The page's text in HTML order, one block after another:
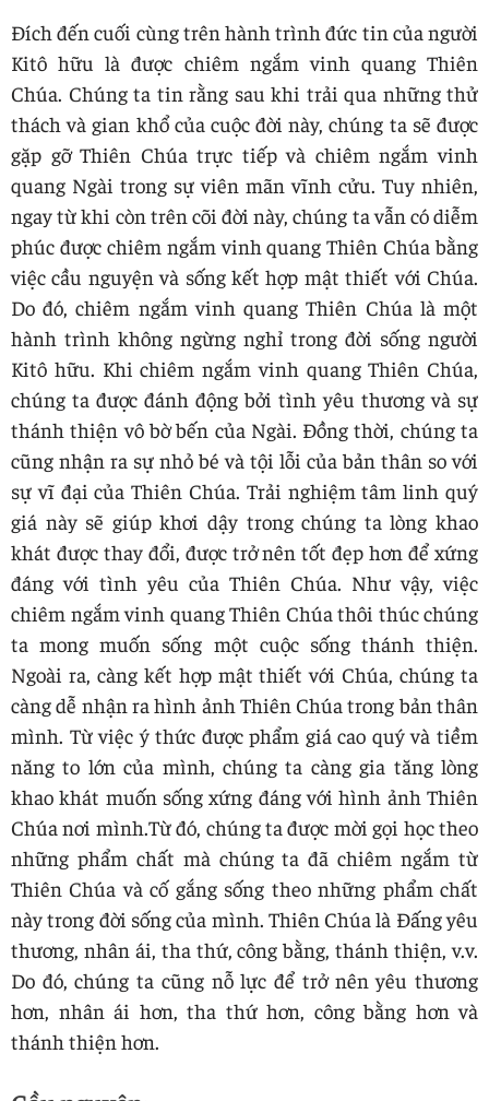
Đích đến cuối cùng trên hành trình đức tin của người
Kitô hữu là được chiêm ngắm vinh quang Thiên
Chúa. Chúng ta tin rằng sau khi trải qua những thử
thách và gian khổ của cuộc đời này, chúng ta sẽ được
gặp gỡ Thiên Chúa trực tiếp và chiêm ngắm vinh
quang Ngài trong sự viên mãn vĩnh cửu. Tuy nhiên,
ngay từ khi còn trên cõi đời này, chúng ta vẫn có diễm
phúc được chiêm ngắm vinh quang Thiên Chúa bằng
việc cầu nguyện và sống kết hợp mật thiết với Chúa.
Do đó, chiêm ngắm vinh quang Thiên Chúa là một
hành trình không ngừng nghỉ trong đời sống người
Kitô hữu. Khi chiêm ngắm vinh quang Thiên Chúa,
chúng ta được đánh động bởi tình yêu thương và sự
thánh thiện vô bờ bến của Ngài. Đồng thời, chúng ta
cũng nhận ra sự nhỏ bé và tội lỗi của bản thân so với
sự vĩ đại của Thiên Chúa. Trải nghiệm tâm linh quý
giá này sẽ giúp khơi dậy trong chúng ta lòng khao
khát được thay đổi, được trở nên tốt đẹp hơn để xứng
đáng với tình yêu của Thiên Chúa. Như vậy, việc
chiêm ngắm vinh quang Thiên Chúa thôi thúc chúng
ta mong muốn sống một cuộc sống thánh thiện.
Ngoài ra, càng kết hợp mật thiết với Chúa, chúng ta
càng dễ nhận ra hình ảnh Thiên Chúa trong bản thân
mình. Từ việc ý thức được phẩm giá cao quý và tiềm
năng to lớn của mình, chúng ta càng gia tăng lòng
khao khát muốn sống xứng đáng với hình ảnh Thiên
Chúa nơi mình.Từ đó, chúng ta được mời gọi học theo
những phẩm chất mà chúng ta đã chiêm ngắm từ
Thiên Chúa và cố gắng sống theo những phẩm chất
này trong đời sống của mình. Thiên Chúa là Đấng yêu
thương, nhân ái, tha thứ, công bằng, thánh thiện, v.v.
Do đó, chúng ta cũng nỗ lực để trở nên yêu thương
hơn, nhân ái hơn, tha thứ hơn, công bằng hơn và
thánh thiện hơn.